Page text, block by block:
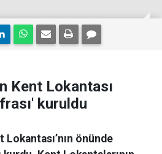
Kent Lokantası
kuruldu
önünde